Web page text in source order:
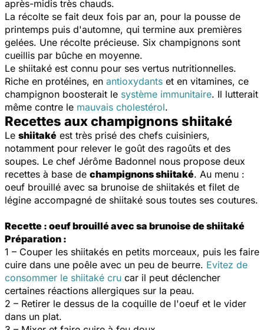
après-midis très chauds.
La récolte se fait deux fois par an, pour la pousse de
printemps puis d'automne, qui termine aux premières
gelées. Une récolte précieuse. Six champignons sont
cueillis par bûche en moyenne.
Le shiitaké est connu pour ses vertus nutritionnelles.
Riche en protéines, en antioxydants et en vitamines, ce
champignon boosterait le système immunitaire. Il lutterait
même contre le mauvais cholestérol.
Recettes aux champignons shiitaké
Le shiitaké est très prisé des chefs cuisiniers,
notamment pour relever le goût des ragoûts et des
soupes. Le chef Jérôme Badonnel nous propose deux
recettes à base de champignons shiitaké. Au menu :
oeuf brouillé avec sa brunoise de shiitakés et filet de
légine accompagné de shiitaké sous toutes ses coutures.
Recette : oeuf brouillé avec sa brunoise de shiitaké
Préparation :
1 – Couper les shiitakés en petits morceaux, puis les faire
cuire dans une poêle avec un peu de beurre. Evitez de
consommer le shiitaké cru car il peut déclencher
certaines réactions allergiques sur la peau.
2 – Retirer le dessus de la coquille de l'oeuf et le vider
dans un plat.